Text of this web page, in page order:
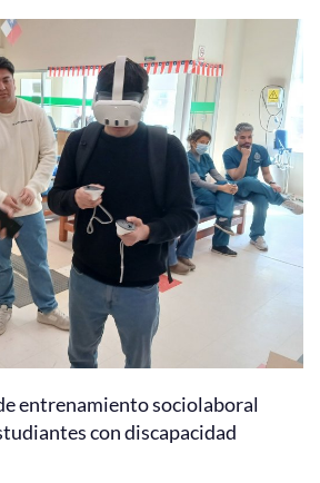
entrenamiento sociolaboral
con discapacidad